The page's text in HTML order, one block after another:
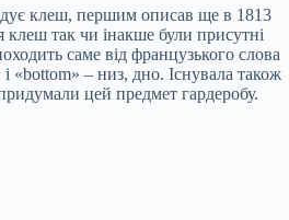
клеш, першим описав ще в 1813
так чи інакше були присутні
саме від французького слова
«bottom» – низ, дно. Існувала також
цей предмет гардеробу.